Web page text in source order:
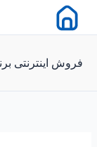
فروش اینترنتی